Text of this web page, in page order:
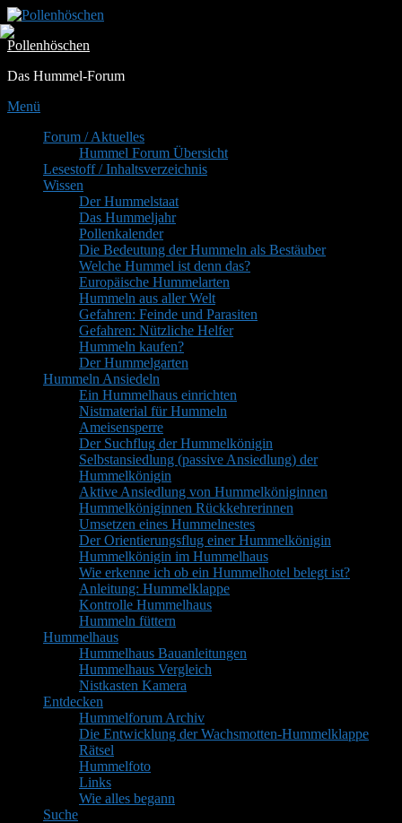
Zum
Inhalt
springen
Pollenhöschen
Das Hummel-Forum
Menü
PrimäresForum / Aktuelles
Hummel Forum Übersicht
Lesestoff / Inhaltsverzeichnis
Wissen
Der Hummelstaat
Das Hummeljahr
Pollenkalender
Die Bedeutung der Hummeln als Bestäuber
Welche Hummel ist denn das?
Europäische Hummelarten
Hummeln aus aller Welt
Gefahren: Feinde und Parasiten
Gefahren: Nützliche Helfer
Hummeln kaufen?
Der Hummelgarten
Hummeln Ansiedeln
Ein Hummelhaus einrichten
Nistmaterial für Hummeln
Ameisensperre
Der Suchflug der Hummelkönigin
Selbstansiedlung (passive Ansiedlung) der
Hummelkönigin
Aktive Ansiedlung von Hummelköniginnen
Hummelköniginnen Rückkehrerinnen
Umsetzen eines Hummelnestes
Der Orientierungsflug einer Hummelkönigin
Hummelkönigin im Hummelhaus
Wie erkenne ich ob ein Hummelhotel belegt ist?
Anleitung: Hummelklappe
Kontrolle Hummelhaus
Hummeln füttern
Hummelhaus
Hummelhaus Bauanleitungen
Hummelhaus Vergleich
Nistkasten Kamera
Entdecken
Hummelforum Archiv
Die Entwicklung der Wachsmotten-Hummelklappe
Rätsel
Hummelfoto
Links
Wie alles begann
Suche